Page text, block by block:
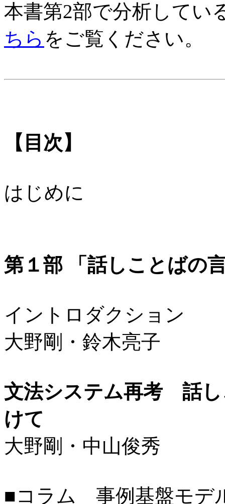
本書第2部で分析してい
ちら をご覧ください。
【目次】
はじめに
第１部 「話しことばの
イントロダクション
大野剛・鈴木亮子
文法システム再考 話し
けて
大野剛・中山俊秀
■コラム 事例基盤モデ